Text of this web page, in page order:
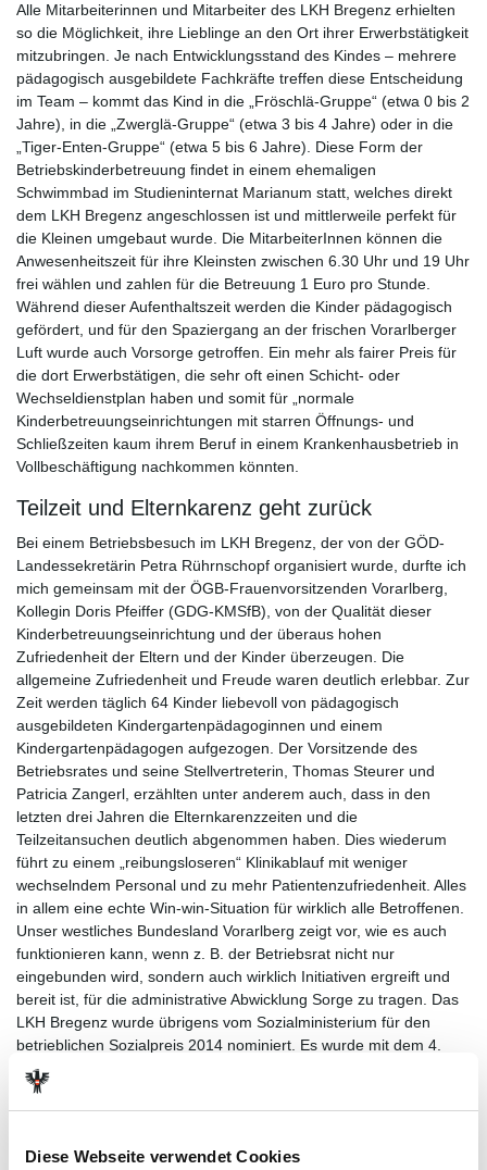
Diese Webseite verwendet Cookies
Alle Mitarbeiterinnen und Mitarbeiter des LKH Bregenz erhielten
so die Möglichkeit, ihre Lieblinge an den Ort ihrer Erwerbstätigkeit
mitzubringen. Je nach Entwicklungsstand des Kindes – mehrere
pädagogisch ausgebildete Fachkräfte treffen diese Entscheidung
im Team – kommt das Kind in die „Fröschlä-Gruppe“ (etwa 0 bis 2
Jahre), in die „Zwerglä-Gruppe“ (etwa 3 bis 4 Jahre) oder in die
„Tiger-Enten-Gruppe“ (etwa 5 bis 6 Jahre). Diese Form der
Betriebskinderbetreuung findet in einem ehemaligen
Schwimmbad im Studieninternat Marianum statt, welches direkt
dem LKH Bregenz angeschlossen ist und mittlerweile perfekt für
die Kleinen umgebaut wurde. Die MitarbeiterInnen können die
Anwesenheitszeit für ihre Kleinsten zwischen 6.30 Uhr und 19 Uhr
frei wählen und zahlen für die Betreuung 1 Euro pro Stunde.
Während dieser Aufenthaltszeit werden die Kinder pädagogisch
gefördert, und für den Spaziergang an der frischen Vorarlberger
Luft wurde auch Vorsorge getroffen. Ein mehr als fairer Preis für
die dort Erwerbstätigen, die sehr oft einen Schicht- oder
Wechseldienstplan haben und somit für „normale
Kinderbetreuungseinrichtungen mit starren Öffnungs- und
Schließzeiten kaum ihrem Beruf in einem Krankenhausbetrieb in
Vollbeschäftigung nachkommen könnten.
Teilzeit und Elternkarenz geht zurück
Bei einem Betriebsbesuch im LKH Bregenz, der von der GÖD-
Landessekretärin Petra Rührnschopf organisiert wurde, durfte ich
mich gemeinsam mit der ÖGB-Frauenvorsitzenden Vorarlberg,
Kollegin Doris Pfeiffer (GDG-KMSfB), von der Qualität dieser
Kinderbetreuungseinrichtung und der überaus hohen
Zufriedenheit der Eltern und der Kinder überzeugen. Die
allgemeine Zufriedenheit und Freude waren deutlich erlebbar. Zur
Zeit werden täglich 64 Kinder liebevoll von pädagogisch
ausgebildeten Kindergartenpädagoginnen und einem
Kindergartenpädagogen aufgezogen. Der Vorsitzende des
Betriebsrates und seine Stellvertreterin, Thomas Steurer und
Patricia Zangerl, erzählten unter anderem auch, dass in den
letzten drei Jahren die Elternkarenzzeiten und die
Teilzeitansuchen deutlich abgenommen haben. Dies wiederum
führt zu einem „reibungsloseren“ Klinikablauf mit weniger
wechselndem Personal und zu mehr Patientenzufriedenheit. Alles
in allem eine echte Win-win-Situation für wirklich alle Betroffenen.
Unser westliches Bundesland Vorarlberg zeigt vor, wie es auch
funktionieren kann, wenn z. B. der Betriebsrat nicht nur
eingebunden wird, sondern auch wirklich Initiativen ergreift und
bereit ist, für die administrative Abwicklung Sorge zu tragen. Das
LKH Bregenz wurde übrigens vom Sozialministerium für den
betrieblichen Sozialpreis 2014 nominiert. Es wurde mit dem 4.
Platz „belohnt“.
Zahlen, Daten und Fakten